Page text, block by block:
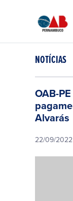
NOTÍCIAS
OAB-
Alvarás
22/09/2022